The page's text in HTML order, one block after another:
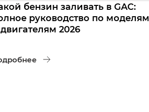
бензин заливать в GAC:
руководство по моделям
2026